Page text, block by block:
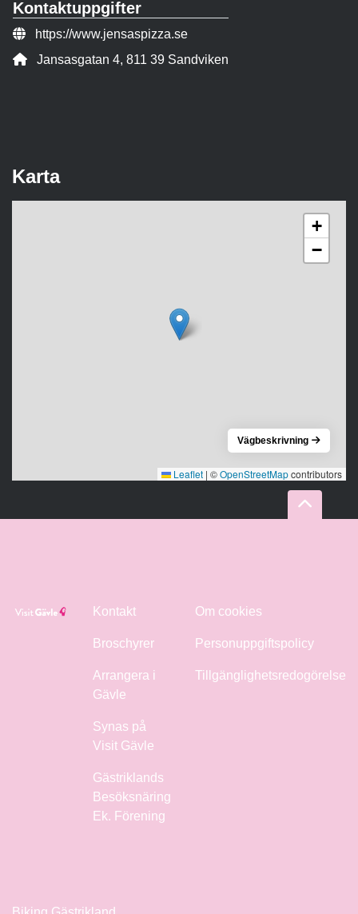
Kontaktuppgifter
Webbsida:
https://www.jensaspizza.se
Adress:
Jansasgatan 4, 811 39 Sandviken
Karta
+
−
Leaflet | ©OpenStreetMapcontributors
Vägbeskrivning
Kontakt
Broschyrer
Arrangera i
Gävle
Synas på
Visit Gävle
Gästriklands
Besöksnäring
Ek. Förening
Om cookies
Personuppgiftspolicy
Tillgänglighetsredogörelse